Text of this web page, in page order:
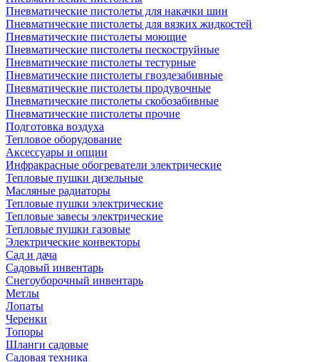
Пневматические пистолеты для накачки шин
Пневматические пистолеты для вязких жидкостей
Пневматические пистолеты моющие
Пневматические пистолеты пескоструйные
Пневматические пистолеты тестурные
Пневматические пистолеты гвоздезабивные
Пневматические пистолеты продувочные
Пневматические пистолеты скобозабивные
Пневматические пистолеты прочие
Подготовка воздуха
Тепловое оборудование
Аксессуары и опции
Инфракрасные обогреватели электрические
Тепловые пушки дизельные
Масляные радиаторы
Тепловые пушки электрические
Тепловые завесы электрические
Тепловые пушки газовые
Электрические конвекторы
Сад и дача
Садовый инвентарь
Снегоуборочный инвентарь
Метлы
Лопаты
Черенки
Топоры
Шланги садовые
Садовая техника